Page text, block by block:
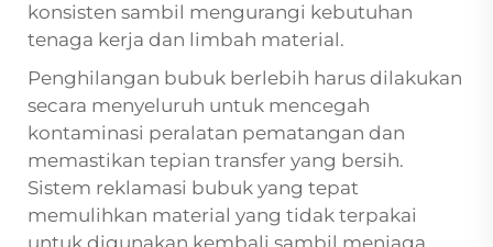
konsisten sambil mengurangi kebutuhan
tenaga kerja dan limbah material.
Penghilangan bubuk berlebih harus dilakukan
secara menyeluruh untuk mencegah
kontaminasi peralatan pematangan dan
memastikan tepian transfer yang bersih.
Sistem reklamasi bubuk yang tepat
memulihkan material yang tidak terpakai